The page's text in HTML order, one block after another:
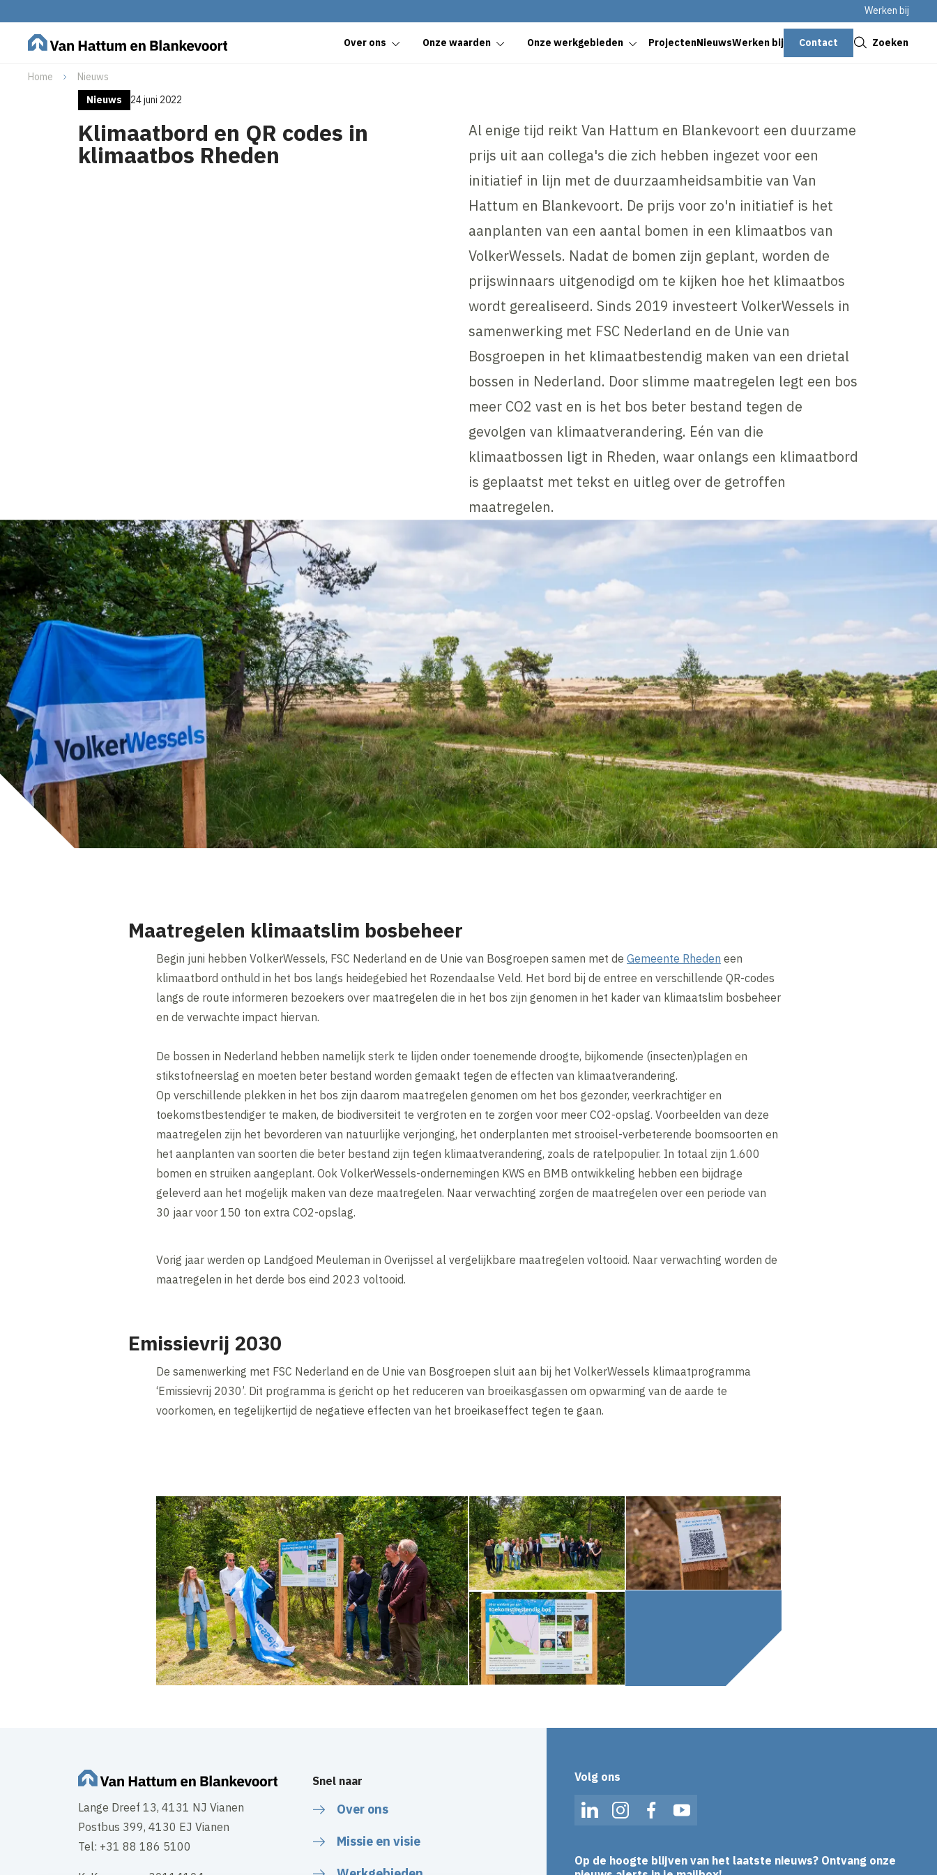
Werken bij
Over ons Onze waarden Onze werkgebieden ProjectenNieuwsWerken bij Contact Zoeken
Home
Nieuws
Nieuws
24 juni 2022
Klimaatbord en QR codes in
klimaatbos Rheden
Al enige tijd reikt Van Hattum en Blankevoort een duurzame
prijs uit aan collega's die zich hebben ingezet voor een
initiatief in lijn met de duurzaamheidsambitie van Van
Hattum en Blankevoort. De prijs voor zo'n initiatief is het
aanplanten van een aantal bomen in een klimaatbos van
VolkerWessels. Nadat de bomen zijn geplant, worden de
prijswinnaars uitgenodigd om te kijken hoe het klimaatbos
wordt gerealiseerd. Sinds 2019 investeert VolkerWessels in
samenwerking met FSC Nederland en de Unie van
Bosgroepen in het klimaatbestendig maken van een drietal
bossen in Nederland. Door slimme maatregelen legt een bos
meer CO2 vast en is het bos beter bestand tegen de
gevolgen van klimaatverandering. Eén van die
klimaatbossen ligt in Rheden, waar onlangs een klimaatbord
is geplaatst met tekst en uitleg over de getroffen
maatregelen.
Maatregelen klimaatslim bosbeheer
Begin juni hebben VolkerWessels, FSC Nederland en de Unie van Bosgroepen samen met de Gemeente Rheden een
klimaatbord onthuld in het bos langs heidegebied het Rozendaalse Veld. Het bord bij de entree en verschillende QR-codes
langs de route informeren bezoekers over maatregelen die in het bos zijn genomen in het kader van klimaatslim bosbeheer
en de verwachte impact hiervan.
De bossen in Nederland hebben namelijk sterk te lijden onder toenemende droogte, bijkomende (insecten)plagen en
stikstofneerslag en moeten beter bestand worden gemaakt tegen de effecten van klimaatverandering.
Op verschillende plekken in het bos zijn daarom maatregelen genomen om het bos gezonder, veerkrachtiger en
toekomstbestendiger te maken, de biodiversiteit te vergroten en te zorgen voor meer CO2-opslag. Voorbeelden van deze
maatregelen zijn het bevorderen van natuurlijke verjonging, het onderplanten met strooisel-verbeterende boomsoorten en
het aanplanten van soorten die beter bestand zijn tegen klimaatverandering, zoals de ratelpopulier. In totaal zijn 1.600
bomen en struiken aangeplant. Ook VolkerWessels-ondernemingen KWS en BMB ontwikkeling hebben een bijdrage
geleverd aan het mogelijk maken van deze maatregelen. Naar verwachting zorgen de maatregelen over een periode van
30 jaar voor 150 ton extra CO2-opslag.
Vorig jaar werden op Landgoed Meuleman in Overijssel al vergelijkbare maatregelen voltooid. Naar verwachting worden de
maatregelen in het derde bos eind 2023 voltooid.
Emissievrij 2030
De samenwerking met FSC Nederland en de Unie van Bosgroepen sluit aan bij het VolkerWessels klimaatprogramma
‘Emissievrij 2030’. Dit programma is gericht op het reduceren van broeikasgassen om opwarming van de aarde te
voorkomen, en tegelijkertijd de negatieve effecten van het broeikaseffect tegen te gaan.
Lange Dreef 13, 4131 NJ Vianen
Postbus 399, 4130 EJ Vianen
Tel: +31 88 186 5100
Snel naar
Over ons
Missie en visie
Volg ons
LinkedInInstagramFacebookYouTube
Op de hoogte blijven van het laatste nieuws? Ontvang onze
Sluiten